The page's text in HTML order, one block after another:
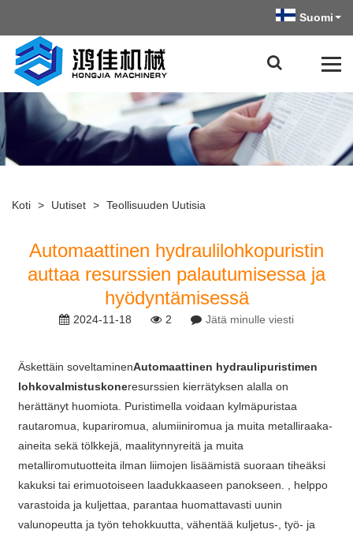
Suomi
Koti > Uutiset > Teollisuuden Uutisia
Automaattinen hydraulilohkopuristin
auttaa resurssien palautumisessa ja
hyödyntämisessä
2024-11-18 2 Jätä minulle viesti
Äskettäin soveltaminenAutomaattinen hydraulipuristimen
lohkovalmistuskoneresurssien kierrätyksen alalla on
herättänyt huomiota. Puristimella voidaan kylmäpuristaa
rautaromua, kupariromua, alumiiniromua ja muita metalliraaka-
aineita sekä tölkkejä, maalitynnyreitä ja muita
metalliromutuotteita ilman liimojen lisäämistä suoraan tiheäksi
kakuksi tai erimuotoiseen laadukkaaseen panokseen. , helppo
varastoida ja kuljettaa, parantaa huomattavasti uunin
valunopeutta ja työn tehokkuutta, vähentää kuljetus-, työ- ja